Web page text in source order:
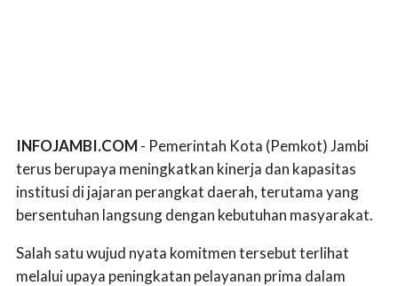
INFOJAMBI.COM- Pemerintah Kota (Pemkot) Jambi
terus berupaya meningkatkan kinerja dan kapasitas
institusi di jajaran perangkat daerah, terutama yang
bersentuhan langsung dengan kebutuhan masyarakat.
Salah satu wujud nyata komitmen tersebut terlihat
melalui upaya peningkatan pelayanan prima dalam